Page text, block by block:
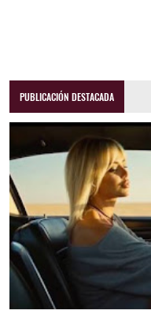
PUBLICACIÓN DESTACADA